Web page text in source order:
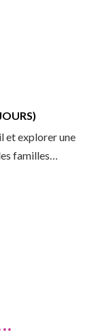
et explorer une
familles…